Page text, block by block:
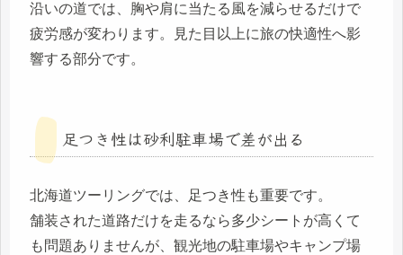
沿いの道では、胸や肩に当たる風を減らせるだけで
疲労感が変わります。見た目以上に旅の快適性へ影
響する部分です。
足つき性は砂利駐車場で差が出る
北海道ツーリングでは、足つき性も重要です。
舗装された道路だけを走るなら多少シートが高くて
も問題ありませんが、観光地の駐車場やキャンプ場